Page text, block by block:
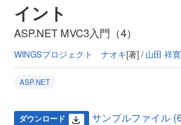
イント
ASP.NET MVC3入門（4）
WINGSプロジェクト ナオキ[著] /山田 祥寛
ASP.NET
ダウンロード サンプルファイル